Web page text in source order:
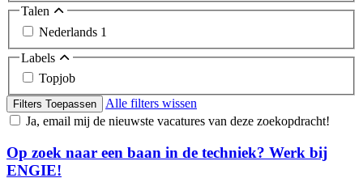
Talen
Nederlands 1
Labels
Topjob
Filters Toepassen
Alle filters wissen
Ja, email mij de nieuwste vacatures van deze zoekopdracht!
Op zoek naar een baan in de techniek? Werk bij
ENGIE!